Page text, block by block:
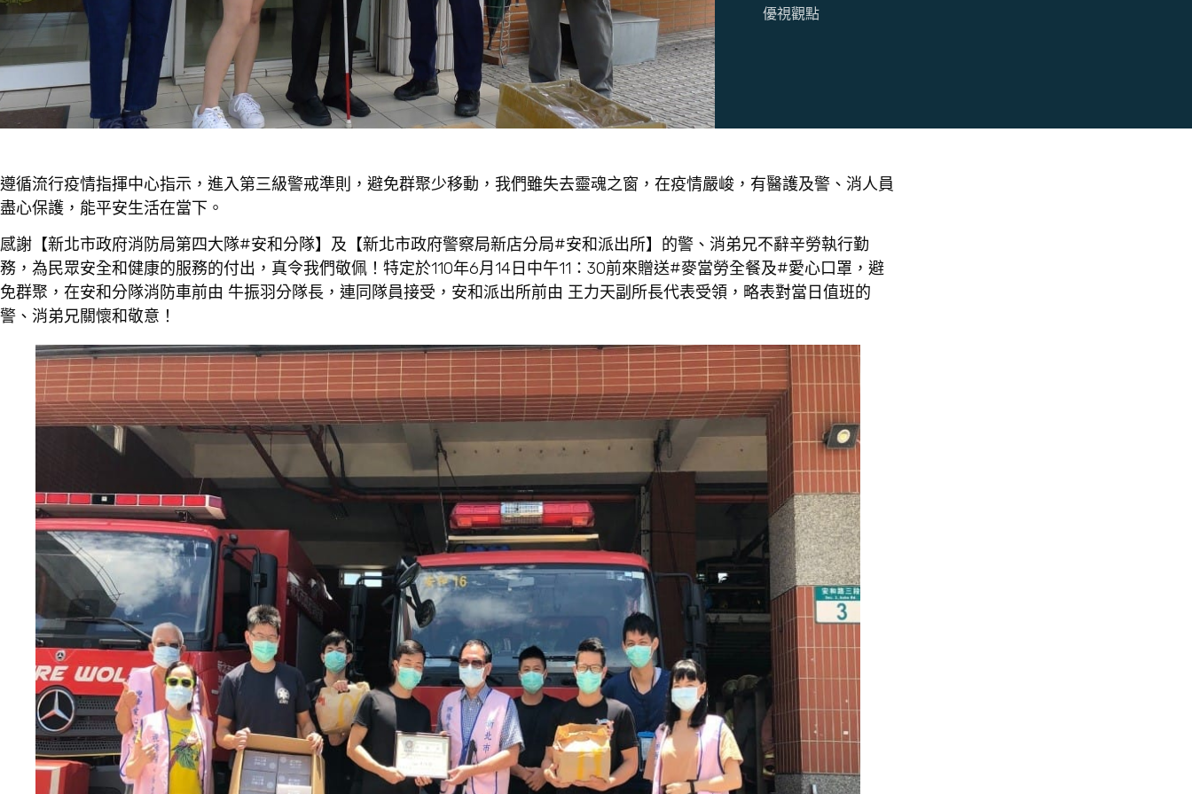
優視觀點
遵循流行疫情指揮中心指示，進入第三級警戒準則，避免群聚少移動，我們雖失去靈魂之窗，在疫情嚴峻，有醫護及警、消人員
盡心保護，能平安生活在當下。
感謝【新北市政府消防局第四大隊#安和分隊】及【新北市政府警察局新店分局#安和派出所】的警、消弟兄不辭辛勞執行勤
務，為民眾安全和健康的服務的付出，真令我們敬佩！特定於110年6月14日中午11：30前來贈送#麥當勞全餐及#愛心口罩，避
免群聚，在安和分隊消防車前由 牛振羽分隊長，連同隊員接受，安和派出所前由 王力天副所長代表受領，略表對當日值班的
警、消弟兄關懷和敬意！